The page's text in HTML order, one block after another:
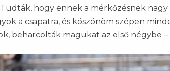
hogy ennek a mérkőzésnek
a csapatra, és köszönöm szépen
beharcolták magukat az első négybe